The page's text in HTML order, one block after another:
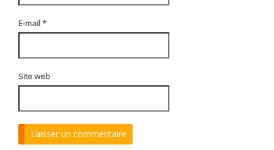
E-mail*
Site web